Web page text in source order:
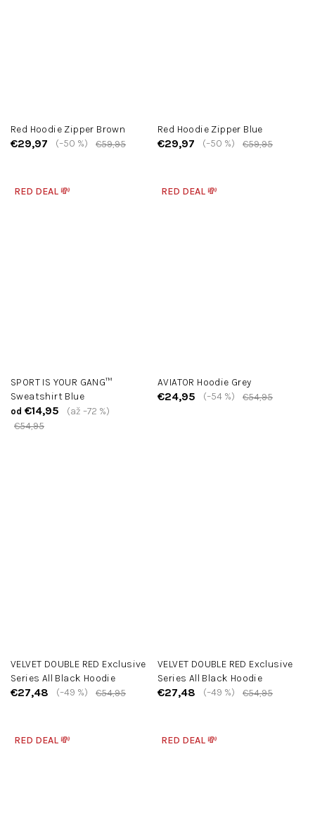
Red Hoodie Zipper Brown
€29,97 €59,95
(–50 %)
Red Hoodie Zipper Blue
€29,97 €59,95
(–50 %)
RED DEAL 💸
SPORT IS YOUR GANG™
Sweatshirt Blue
od €14,95
€54,95
(až –72 %)
RED DEAL 💸
AVIATOR Hoodie Grey
€24,95 €54,95
(–54 %)
VELVET DOUBLE RED Exclusive
Series All Black Hoodie
€27,48 €54,95
(–49 %)
VELVET DOUBLE RED Exclusive
Series All Black Hoodie
€27,48 €54,95
(–49 %)
RED DEAL 💸 RED DEAL 💸